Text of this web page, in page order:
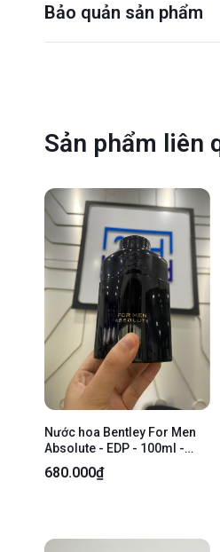
Bảo quản sản phẩm
Sản phẩm liên
Nước hoa Bentley For Men
Absolute - EDP - 100ml -
Kèm Box
680.000₫